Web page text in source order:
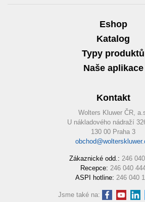
Eshop
Katalog
Typy produktů
Naše aplikace
Kontakt
Wolters Kluwer ČR,
U nákladového nádraží
130 00 Praha 3
Zákaznické odd.: 246
Recepce: 246 040
ASPI hotline: 246 040
Jsme také na: